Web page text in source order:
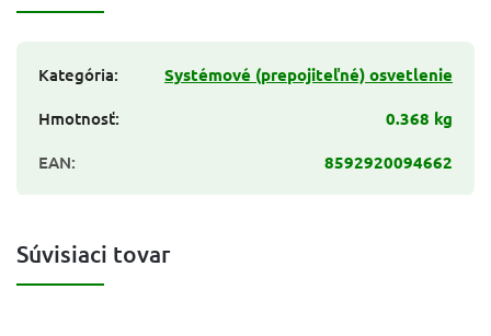
Kategória:
Systémové (prepojiteľné) osvetlenie
Hmotnosť:
0.368 kg
EAN: 8592920094662
Súvisiaci tovar